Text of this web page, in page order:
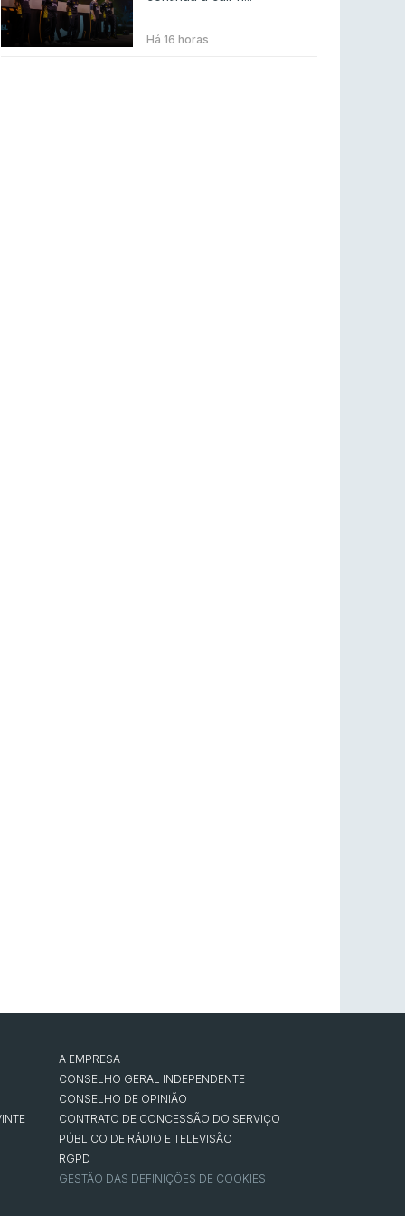
BLAST Bounty S2 na RTP Arena: Regressa o
melhor Counter-Strike
Há 16 horas
A EMPRESA
CONSELHO GERAL INDEPENDENTE
CONSELHO DE OPINIÃO
CONTRATO DE CONCESSÃO DO SERVIÇO
PÚBLICO DE RÁDIO E TELEVISÃO
RGPD
GESTÃO DAS DEFINIÇÕES DE COOKIES